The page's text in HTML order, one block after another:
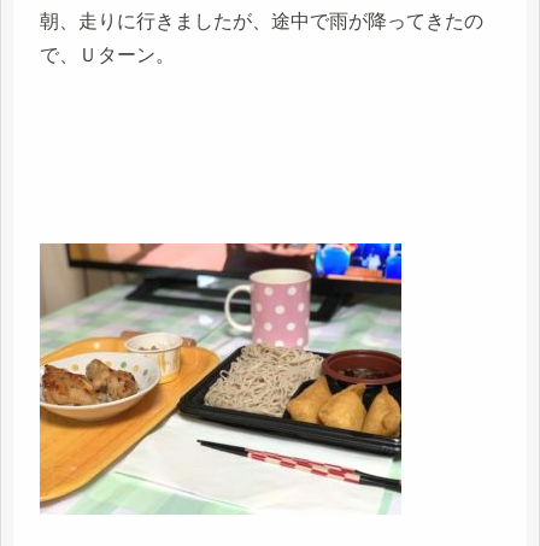
朝、走りに行きましたが、途中で雨が降ってきたの
で、Ｕターン。